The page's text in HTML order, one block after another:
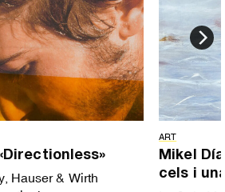
Hauser & Wirth
ART
Mikel
cels i